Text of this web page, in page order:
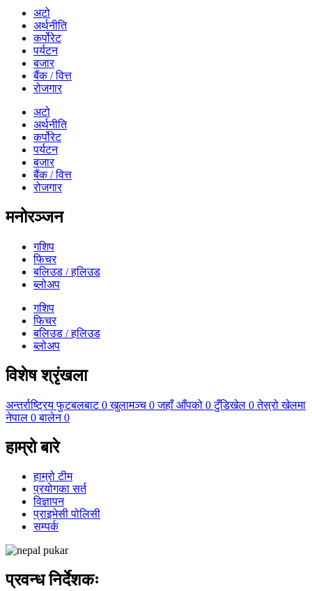
अटो
अर्थनीति
कर्पोरेट
पर्यटन
बजार
बैंक / वित्त
रोजगार
अटो
अर्थनीति
कर्पोरेट
पर्यटन
बजार
बैंक / वित्त
रोजगार
मनोरञ्जन
गशिप
फिचर
बलिउड / हलिउड
ब्लोअप
गशिप
फिचर
बलिउड / हलिउड
ब्लोअप
विशेष श्रृंखला
अन्तर्राष्ट्रिय फुटबलबाट 0 खुलामञ्च 0 जहाँ आँपको 0 टुँडिखेल 0 तेस्रो खेलमा
नेपाल 0 बालेन 0
हाम्रो बारे
हाम्रो टीम
प्रयोगका सर्त
विज्ञापन
प्राइभेसी पोलिसी
सम्पर्क
प्रवन्ध निर्देशकः